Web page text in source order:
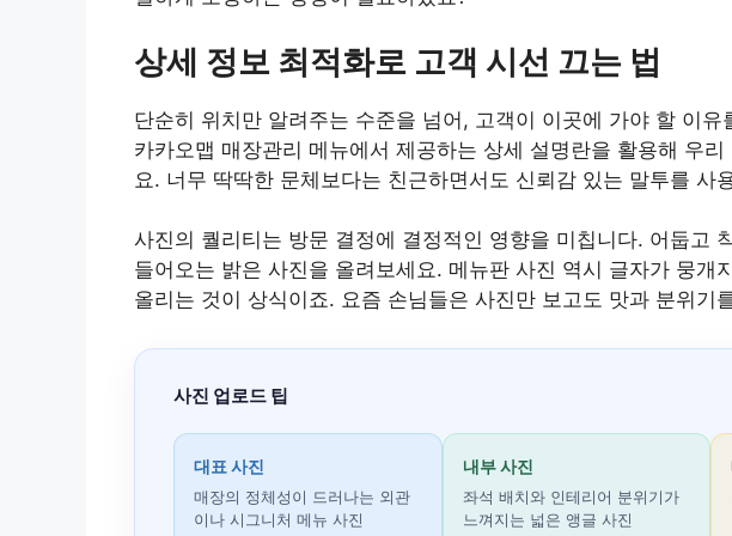
상세 정보 최적화로 고객 시선 끄는 법
단순히 위치만 알려주는 수준을 넘어, 고객이 이곳에 가야 할 이
카카오맵 매장관리 메뉴에서 제공하는 상세 설명란을 활용해 우
요. 너무 딱딱한 문체보다는 친근하면서도 신뢰감 있는 말투를 사
사진의 퀄리티는 방문 결정에 결정적인 영향을 미칩니다. 어둡고
들어오는 밝은 사진을 올려보세요. 메뉴판 사진 역시 글자가 뭉개
올리는 것이 상식이죠. 요즘 손님들은 사진만 보고도 맛과 분위기
사진 업로드 팁
대표 사진
매장의 정체성이 드러나는 외관
이나 시그니처 메뉴 사진
내부 사진
좌석 배치와 인테리어 분위기가
느껴지는 넓은 앵글 사진